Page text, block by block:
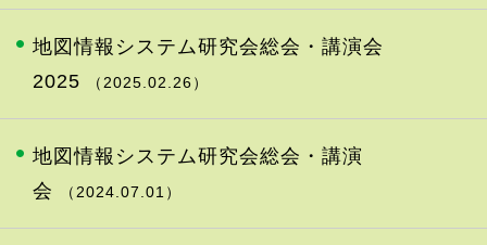
地図情報システム研究会総会・講演会
2025
（2025.02.26）
地図情報システム研究会総会・講演
会
（2024.07.01）